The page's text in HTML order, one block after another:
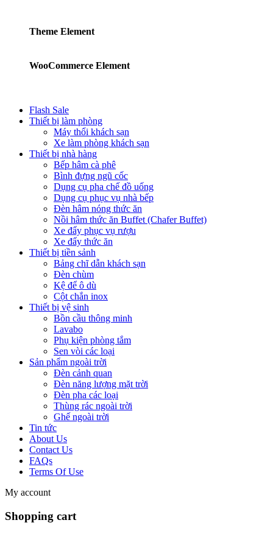
Theme Element
WooCommerce Element
Flash Sale
Thiết bị làm phòng
Máy thổi khách sạn
Xe làm phòng khách sạn
Thiết bị nhà hàng
Bếp hâm cà phê
Bình đựng ngũ cốc
Dụng cụ pha chế đồ uống
Dụng cụ phục vụ nhà bếp
Đèn hâm nóng thức ăn
Nồi hâm thức ăn Buffet (Chafer Buffet)
Xe đẩy phục vụ rượu
Xe đẩy thức ăn
Thiết bị tiền sảnh
Bảng chĩ dẫn khách sạn
Đèn chùm
Kệ để ô dù
Cột chắn inox
Thiết bị vệ sinh
Bồn cầu thông minh
Lavabo
Phụ kiện phòng tắm
Sen vòi các loại
Sản phẩm ngoài trời
Đèn cảnh quan
Đèn năng lượng mặt trời
Đèn pha các loại
Thùng rác ngoài trời
Ghế ngoài trời
Tin tức
About Us
Contact Us
FAQs
Terms Of Use
My account
Shopping cart